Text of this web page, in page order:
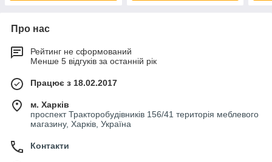
Про нас
Рейтинг не сформований
Менше 5 відгуків за останній рік
Працює з 18.02.2017
м. Харків
проспект Тракторобудівників 156/41 територія меблевого
магазину, Харків, Україна
Контакти